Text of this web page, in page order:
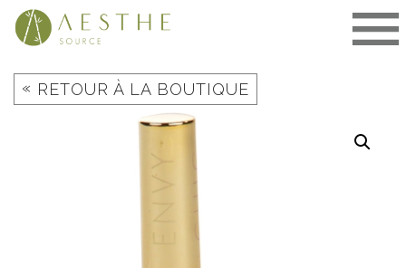
Aller
« RETOUR À LA BOUTIQUE